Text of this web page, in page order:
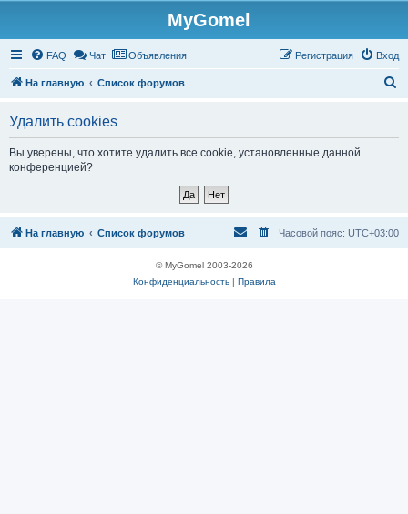
MyGomel
FAQ Чат Объявления Вход
Регистрация
На главную Список форумов
Удалить cookies
Вы уверены, что хотите удалить все cookie, установленные данной
конференцией?
На главную Список форумов Часовой пояс: UTC+03:00
© MyGomel 2003-2026
Конфиденциальность| Правила